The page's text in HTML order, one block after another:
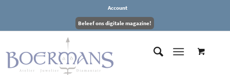
Account
Beleef ons digitale magazine!